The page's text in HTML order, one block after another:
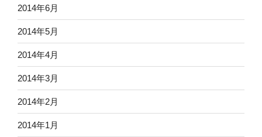
2014年6月
2014年5月
2014年4月
2014年3月
2014年2月
2014年1月